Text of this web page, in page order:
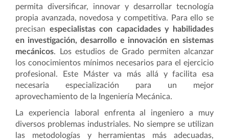
permita diversificar, innovar y desarrollar tecnología
propia avanzada, novedosa y competitiva. Para ello se
precisan especialistas con capacidades y habilidades
en investigación, desarrollo e innovación en sistemas
mecánicos. Los estudios de Grado permiten alcanzar
los conocimientos mínimos necesarios para el ejercicio
profesional. Este Máster va más allá y facilita esa
necesaria especialización para un mejor
aprovechamiento de la Ingeniería Mecánica.
La experiencia laboral enfrenta al ingeniero a muy
diversos problemas industriales. No siempre se utilizan
las metodologías y herramientas más adecuadas,